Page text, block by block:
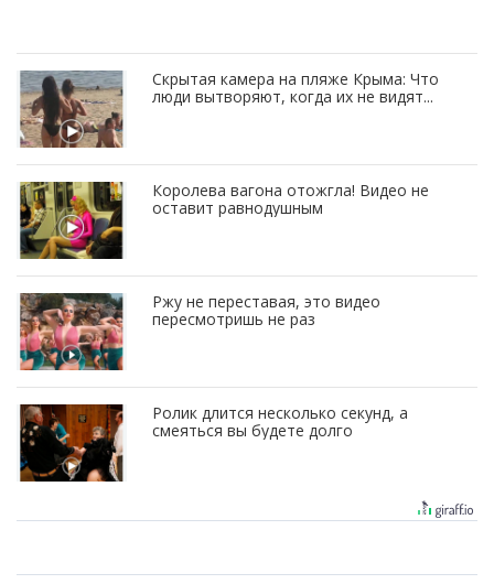
Скрытая камера на пляже Крыма: Что
люди вытворяют, когда их не видят...
Королева вагона отожгла! Видео не
оставит равнодушным
Ржу не переставая, это видео
пересмотришь не раз
Ролик длится несколько секунд, а
смеяться вы будете долго